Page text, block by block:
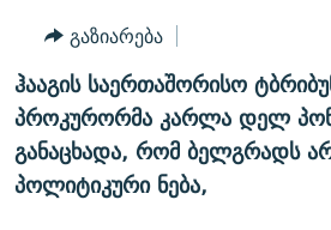
60 ᲓᲔᲪᲘᲑᲔᲚᲘ
ᲒᲐᲜᲙᲘᲗᲮᲕᲘᲡ ᲓᲦᲔ
ᲓᲘᲚᲘᲡ ᲡᲐᲣᲑᲠᲔᲑᲘ
ᲤᲔᲜᲝᲕᲐᲜᲘ - 2.10
ᲗᲥᲕᲔᲜᲘ ᲞᲣᲑᲚᲘᲙᲐᲪᲘᲔᲑᲘ
ᲞᲠᲝᲔᲥᲢᲔᲑᲘ
ᲣᲙᲠᲐᲘᲜᲐᲨᲘ ᲓᲐᲦᲣᲞᲣᲚᲘ ᲥᲐᲠᲗᲕᲔᲚᲘ
ᲓᲐᲛᲝᲣᲙᲘᲓᲔᲑᲚᲝᲑᲘᲡ 100 ᲬᲔᲚᲘ
ЭХО КАВКАЗА
გაზიარება
ჰააგის საერთაშორისო
პროკურორმა კარლა დელ
განაცხადა, რომ ბელგრადს
პოლიტიკური ნება,